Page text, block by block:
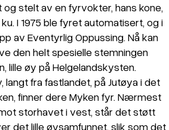
stelt av en fyrvokter, hans kone,
I 1975 ble fyret automatisert, og i
av Eventyrlig Oppussing. Nå kan
den helt spesielle stemningen
lille øy på Helgelandskysten.
langt fra fastlandet, på Jutøya i det
finner dere Myken fyr. Nærmest
storhavet i vest, står det støtt
det lille øysamfunnet, slik som det